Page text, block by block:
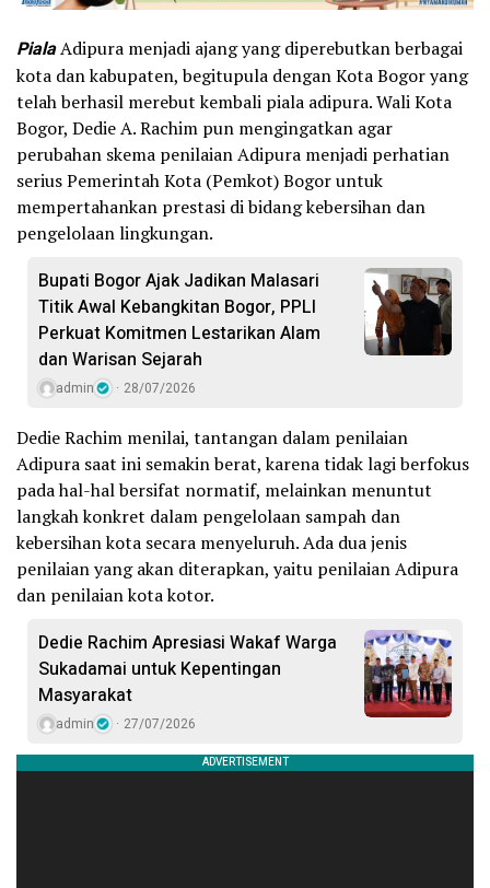
PialaAdipura menjadi ajang yang diperebutkan berbagai
kota dan kabupaten, begitupula dengan Kota Bogor yang
telah berhasil merebut kembali piala adipura. Wali Kota
Bogor, Dedie A. Rachim pun mengingatkan agar
perubahan skema penilaian Adipura menjadi perhatian
serius Pemerintah Kota (Pemkot) Bogor untuk
mempertahankan prestasi di bidang kebersihan dan
pengelolaan lingkungan.
Bupati Bogor Ajak Jadikan Malasari
Titik Awal Kebangkitan Bogor, PPLI
Perkuat Komitmen Lestarikan Alam
dan Warisan Sejarah
admin 28/07/2026
Dedie Rachim menilai, tantangan dalam penilaian
Adipura saat ini semakin berat, karena tidak lagi berfokus
pada hal-hal bersifat normatif, melainkan menuntut
langkah konkret dalam pengelolaan sampah dan
kebersihan kota secara menyeluruh. Ada dua jenis
penilaian yang akan diterapkan, yaitu penilaian Adipura
dan penilaian kota kotor.
Dedie Rachim Apresiasi Wakaf Warga
Sukadamai untuk Kepentingan
Masyarakat
admin 27/07/2026